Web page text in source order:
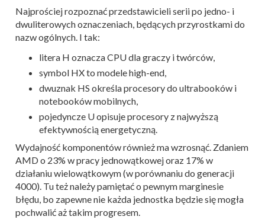
Najprościej rozpoznać przedstawicieli serii po jedno- i
dwuliterowych oznaczeniach, będących przyrostkami do
nazw ogólnych. I tak:
litera H oznacza CPU dla graczy i twórców,
symbol HX to modele high-end,
dwuznak HS określa procesory do ultrabooków i
notebooków mobilnych,
pojedyncze U opisuje procesory z najwyższą
efektywnością energetyczną.
Wydajność komponentów również ma wzrosnąć. Zdaniem
AMD o 23% w pracy jednowątkowej oraz 17% w
działaniu wielowątkowym (w porównaniu do generacji
4000). Tu też należy pamiętać o pewnym marginesie
błędu, bo zapewne nie każda jednostka będzie się mogła
pochwalić aż takim progresem.